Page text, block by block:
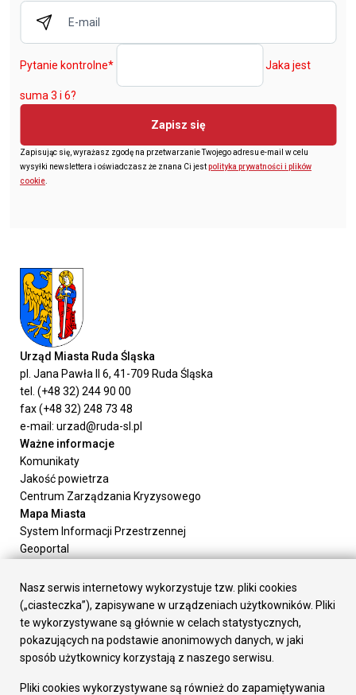
Pytanie kontrolne* Jaka jest
suma 3 i 6?
Zapisz się
Zapisując się, wyrażasz zgodę na przetwarzanie Twojego adresu e-mail w celu
wysyłki newslettera i oświadczasz że znana Ci jestpolityka prywatności i plików
cookie
Urząd Miasta Ruda Śląska
pl. Jana Pawła II 6, 41-709 Ruda Śląska
tel. (+48 32) 244 90 00
fax (+48 32) 248 73 48
e-mail: urzad@ruda-sl.pl
Ważne informacje
Komunikaty
Jakość powietrza
Centrum Zarządzania Kryzysowego
Mapa Miasta
System Informacji Przestrzennej
Geoportal
Załatw sprawę
Prezydent Miasta
Rada Miasta
Wydziały
Elektroniczna Skrzynka Podawcza
Gospodarka
Nasz serwis internetowy wykorzystuje tzw. pliki cookies
(„ciasteczka”), zapisywane w urządzeniach użytkowników. Pliki
te wykorzystywane są głównie w celach statystycznych,
pokazujących na podstawie anonimowych danych, w jaki
sposób użytkownicy korzystają z naszego serwisu.
Pliki cookies wykorzystywane są również do zapamiętywania